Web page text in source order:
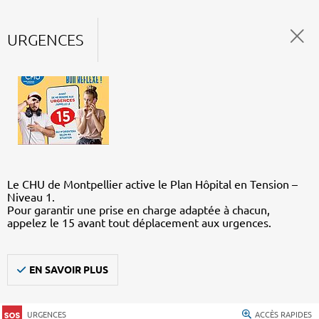
URGENCES
Le CHU de Montpellier active le Plan Hôpital en Tension –
Niveau 1.
Pour garantir une prise en charge adaptée à chacun,
appelez le 15 avant tout déplacement aux urgences.
EN SAVOIR PLUS
URGENCES ACCÈS RAPIDES